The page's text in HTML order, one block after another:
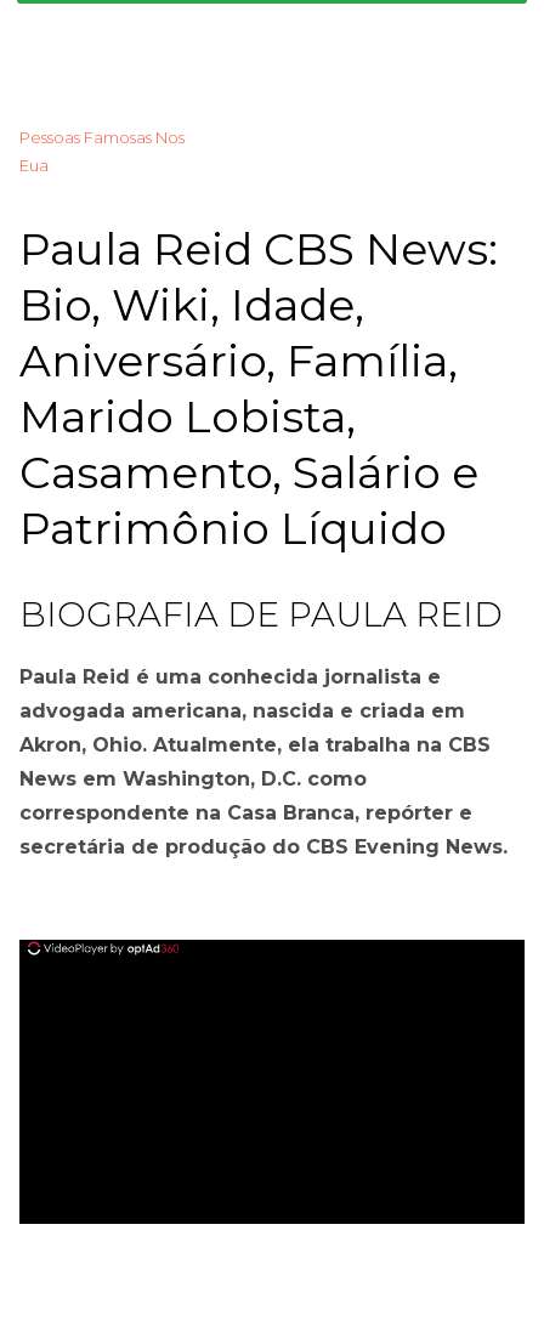
Pessoas Famosas Nos
Eua
Paula Reid CBS News:
Bio, Wiki, Idade,
Aniversário, Família,
Marido Lobista,
Casamento, Salário e
Patrimônio Líquido
BIOGRAFIA DE PAULA REID
Paula Reid é uma conhecida jornalista e
advogada americana, nascida e criada em
Akron, Ohio. Atualmente, ela trabalha na CBS
News em Washington, D.C. como
correspondente na Casa Branca, repórter e
secretária de produção do CBS Evening News.